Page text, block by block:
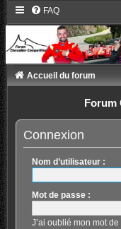
FAQ
Accueil du forum
Forum
Connexion
Nom d’utilisateur :
Mot de passe :
J’ai oublié mon mot de